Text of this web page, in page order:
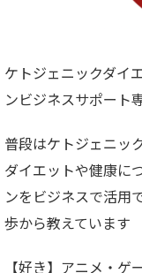
ケトジェニックダイ
ンビジネスサポート
普段はケトジェニッ
ダイエットや健康に
ンをビジネスで活用
歩から教えています
【好き】アニメ・ゲ